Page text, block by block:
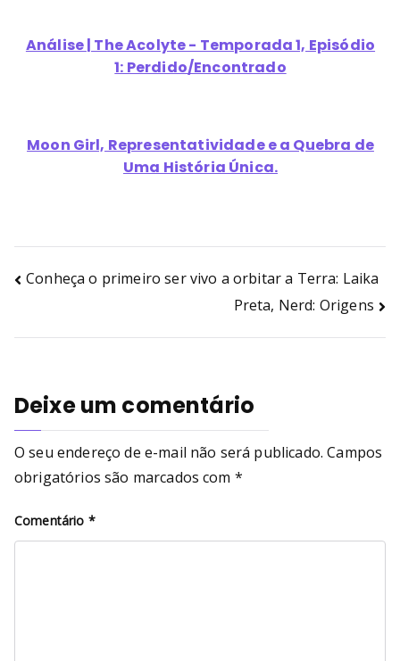
Análise | The Acolyte - Temporada 1, Episódio
1: Perdido/Encontrado
Moon Girl, Representatividade e a Quebra de
Uma História Única.
Conheça o primeiro ser vivo a orbitar a Terra: Laika
Preta, Nerd: Origens
Deixe um comentário
O seu endereço de e-mail não será publicado. Campos
obrigatórios são marcados com *
Comentário *